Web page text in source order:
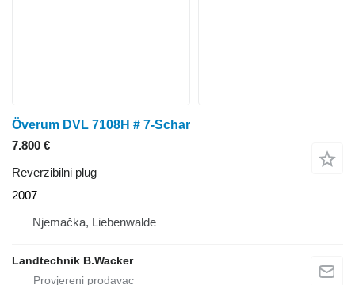
Överum DVL 7108H # 7-Schar
7.800 €
Reverzibilni plug
2007
Njemačka, Liebenwalde
Landtechnik B.Wacker